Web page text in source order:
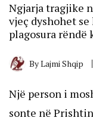
Ngjarja tragjike
vjeç dyshohet
plagosura
ByLajmi Shqip
Një person i
sonte në